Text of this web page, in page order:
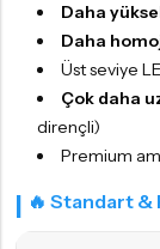
Daha
Daha
Üst seviye
Çok daha
dirençli)
Premium
🔥 Standart &